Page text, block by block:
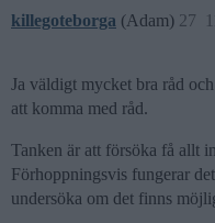
killegoteborga (Adam) 27
Ja väldigt mycket bra råd
att komma med råd.
Tanken är att försöka få allt
Förhoppningsvis fungerar
undersöka om det finns